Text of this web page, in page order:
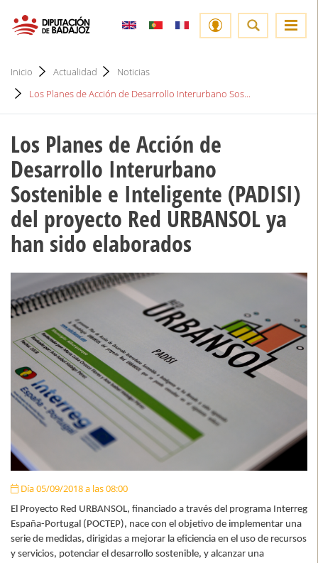
Inicio Actualidad
Noticias
Los Planes de Acción de Desarrollo Interurbano Sos...
Los Planes de Acción de
Desarrollo Interurbano
Sostenible e Inteligente (PADISI)
del proyecto Red URBANSOL ya
han sido elaborados
Día 05/09/2018 a las 08:00
El Proyecto Red URBANSOL, financiado a través del programa Interreg
España-Portugal (POCTEP), nace con el objetivo de implementar una
serie de medidas, dirigidas a mejorar la eficiencia en el uso de recursos
y servicios, potenciar el desarrollo sostenible, y alcanzar una